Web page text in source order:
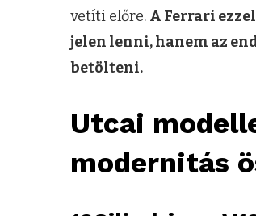
vetíti előre. A Ferrari
jelen lenni, hanem az
betölteni.
Utcai
modernitás